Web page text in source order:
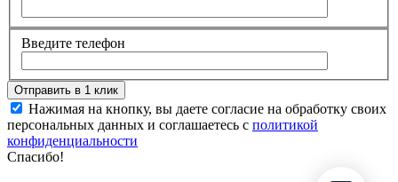
Введите телефон
Нажимая на кнопку, вы даете согласие на обработку своих
персональных данных и соглашаетесь с политикой
конфиденциальности
Спасибо!